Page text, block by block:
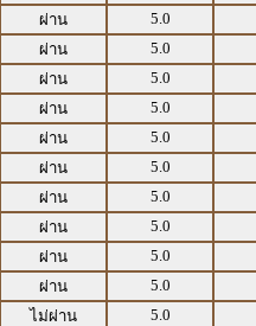
ผ่าน 5.0
ผ่าน 5.0
ผ่าน 5.0
ผ่าน 5.0
ผ่าน 5.0
ผ่าน 5.0
ผ่าน 5.0
ผ่าน 5.0
ผ่าน 5.0
ผ่าน 5.0
ไม่ผ่าน 5.0